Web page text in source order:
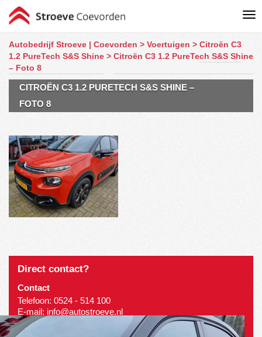
Autobedrijf Stroeve | Coevorden > Voertuigen > Citroën C3
1.2 PureTech S&S Shine > Citroën C3 1.2 PureTech S&S Shine
– Foto 8
CITROËN C3 1.2 PURETECH S&S SHINE –
FOTO 8
Direct contact?
Contact
Telefoon: 0524 - 514 100
E-mail: info@autostroeve.nl